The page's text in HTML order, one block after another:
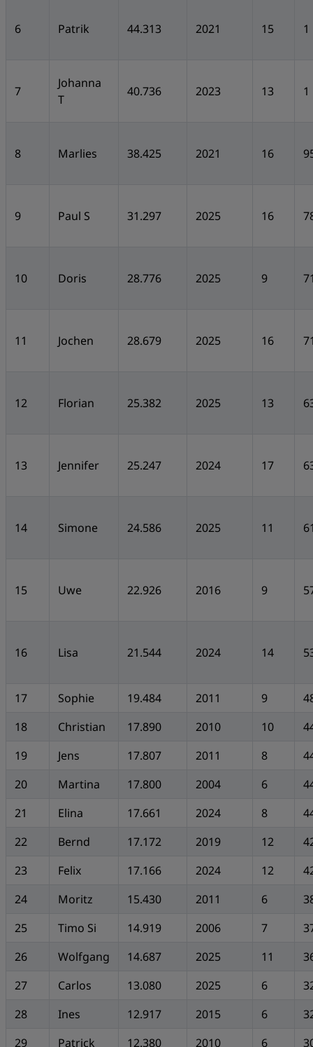
6 Patrik 44.313 2021 15 1
7
Johanna
T
40.736 2023 13 1
8 Marlies 38.425 2021 16
9 Paul S 31.297 2025 16
10 Doris 28.776 2025 9
11 Jochen 28.679 2025 16
12 Florian 25.382 2025 13
13 Jennifer 25.247 2024 17
14 Simone 24.586 2025 11
15 Uwe 22.926 2016 9
16 Lisa 21.544 2024 14
17 Sophie 19.484 2011 9
18
Christian 17.890 2010 10
19
Jens 17.807 2011 8
20
Martina 17.800 2004 6
21
Elina 17.661 2024 8
22
Bernd 17.172 2019 12
23
Felix 17.166 2024 12
24
Moritz 15.430 2011 6
25
Timo Si 14.919 2006 7
26
Wolfgang 14.687 2025 11
27
Carlos 13.080 2025 6
28
Ines 12.917 2015 6
29
Patrick 12.380 2010 6